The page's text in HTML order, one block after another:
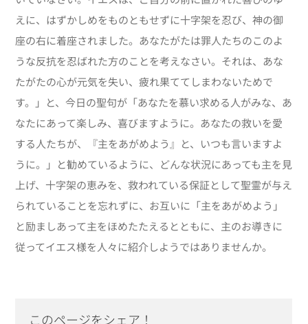
えに、はずかしめをものともせずに十字架を忍び、神の御
座の右に着座されました。あなたがたは罪人たちのこのよ
うな反抗を忍ばれた方のことを考えなさい。それは、あな
たがたの心が元気を失い、疲れ果ててしまわないためで
す。」と、今日の聖句が「あなたを慕い求める人がみな、あ
なたにあって楽しみ、喜びますように。あなたの救いを愛
する人たちが、『主をあがめよう』と、いつも言いますよ
うに。」と勧めているように、どんな状況にあっても主を見
上げ、十字架の恵みを、救われている保証として聖霊が与え
られていることを忘れずに、お互いに「主をあがめよう」
と励ましあって主をほめたたえるとともに、主のお導きに
従ってイエス様を人々に紹介しようではありませんか。
このページをシェア！